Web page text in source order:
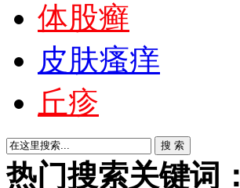
体股癣
皮肤瘙痒
丘疹
热门搜索关键词：